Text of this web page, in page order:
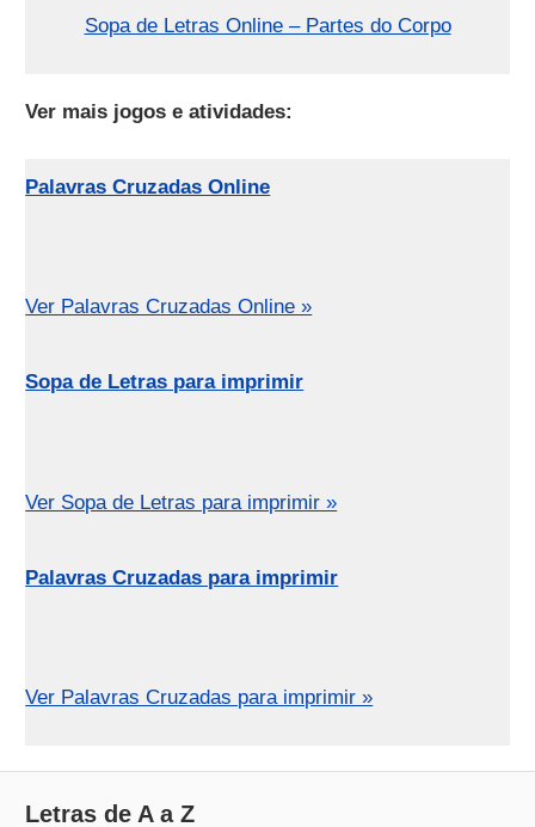
Sopa de Letras Online – Partes do Corpo
Ver mais jogos e atividades:
Palavras Cruzadas Online
Ver Palavras Cruzadas Online »
Sopa de Letras para imprimir
Ver Sopa de Letras para imprimir »
Palavras Cruzadas para imprimir
Ver Palavras Cruzadas para imprimir »
Letras de A a Z